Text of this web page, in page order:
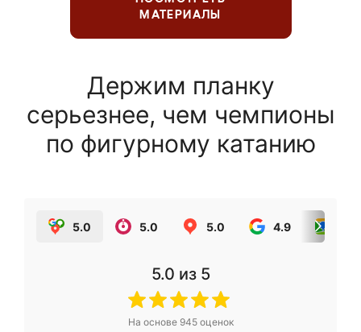
МАТЕРИАЛЫ
Держим планку
серьезнее, чем чемпионы
по фигурному катанию
5.0 5.0 5.0 4.9
5.0 из 5
На основе 945оценок